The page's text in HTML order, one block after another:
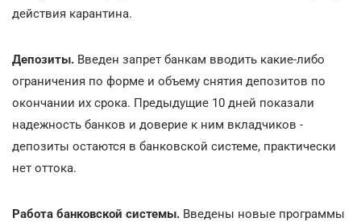
действия карантина.
Депозиты. Введен запрет банкам вводить какие-либо
ограничения по форме и объему снятия депозитов по
окончании их срока. Предыдущие 10 дней показали
надежность банков и доверие к ним вкладчиков -
депозиты остаются в банковской системе, практически
нет оттока.
Работа банковской системы. Введены новые программы